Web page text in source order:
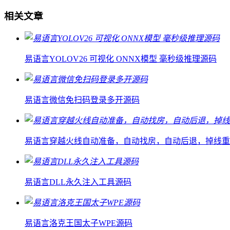
相关文章
易语言YOLOV26 可视化 ONNX模型 毫秒级推理源码
易语言微信免扫码登录多开源码
易语言穿越火线自动准备，自动找房，自动后退，掉线
易语言DLL永久注入工具源码
易语言洛克王国太子WPE源码